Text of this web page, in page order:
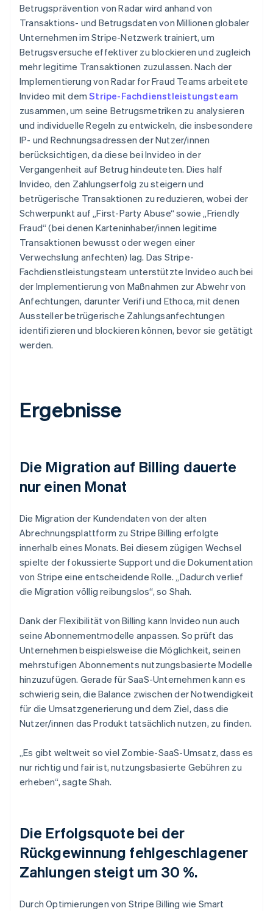
Betrugsprävention von Radar wird anhand von
Transaktions- und Betrugsdaten von Millionen globaler
Unternehmen im Stripe-Netzwerk trainiert, um
Betrugsversuche effektiver zu blockieren und zugleich
mehr legitime Transaktionen zuzulassen. Nach der
Implementierung von Radar for Fraud Teams arbeitete
Invideo mit demStripe-Fachdienstleistungsteam
zusammen, um seine Betrugsmetriken zu analysieren
und individuelle Regeln zu entwickeln, die insbesondere
IP- und Rechnungsadressen der Nutzer/innen
berücksichtigen, da diese bei Invideo in der
Vergangenheit auf Betrug hindeuteten. Dies half
Invideo, den Zahlungserfolg zu steigern und
betrügerische Transaktionen zu reduzieren, wobei der
Schwerpunkt auf „First-Party Abuse“ sowie „Friendly
Fraud“ (bei denen Karteninhaber/innen legitime
Transaktionen bewusst oder wegen einer
Verwechslung anfechten) lag. Das Stripe-
Fachdienstleistungsteam unterstützte Invideo auch bei
der Implementierung von Maßnahmen zur Abwehr von
Anfechtungen, darunter Verifi und Ethoca, mit denen
Aussteller betrügerische Zahlungsanfechtungen
identifizieren und blockieren können, bevor sie getätigt
werden.
Ergebnisse
Die Migration auf Billing dauerte
nur einen Monat
Die Migration der Kundendaten von der alten
Abrechnungsplattform zu Stripe Billing erfolgte
innerhalb eines Monats. Bei diesem zügigen Wechsel
spielte der fokussierte Support und die Dokumentation
von Stripe eine entscheidende Rolle. „Dadurch verlief
die Migration völlig reibungslos“, so Shah.
Dank der Flexibilität von Billing kann Invideo nun auch
seine Abonnementmodelle anpassen. So prüft das
Unternehmen beispielsweise die Möglichkeit, seinen
mehrstufigen Abonnements nutzungsbasierte Modelle
hinzuzufügen. Gerade für SaaS-Unternehmen kann es
schwierig sein, die Balance zwischen der Notwendigkeit
für die Umsatzgenerierung und dem Ziel, dass die
Nutzer/innen das Produkt tatsächlich nutzen, zu finden.
„Es gibt weltweit so viel Zombie-SaaS-Umsatz, dass es
nur richtig und fair ist, nutzungsbasierte Gebühren zu
erheben“, sagte Shah.
Die Erfolgsquote bei der
Rückgewinnung fehlgeschlagener
Zahlungen steigt um 30 %.
Durch Optimierungen von Stripe Billing wie Smart